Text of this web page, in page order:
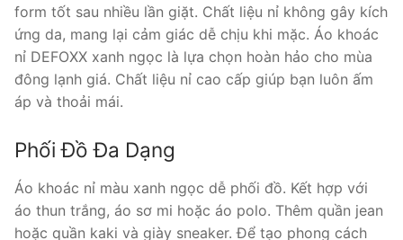
form tốt sau nhiều lần giặt. Chất liệu nỉ không gây kích
ứng da, mang lại cảm giác dễ chịu khi mặc. Áo khoác
nỉ DEFOXX xanh ngọc là lựa chọn hoàn hảo cho mùa
đông lạnh giá. Chất liệu nỉ cao cấp giúp bạn luôn ấm
áp và thoải mái.
Phối Đồ Đa Dạng
Áo khoác nỉ màu xanh ngọc dễ phối đồ. Kết hợp với
áo thun trắng, áo sơ mi hoặc áo polo. Thêm quần jean
hoặc quần kaki và giày sneaker. Để tạo phong cách